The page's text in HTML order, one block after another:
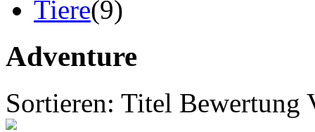
Tiere(9)
Adventure
Sortieren: Titel Bewertung